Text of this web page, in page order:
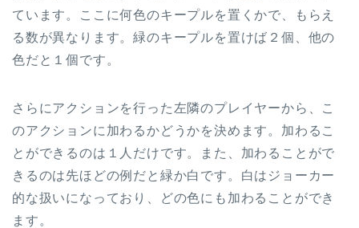
ています。ここに何色のキープルを置くかで、もらえ
る数が異なります。緑のキープルを置けば２個、他の
色だと１個です。
さらにアクションを行った左隣のプレイヤーから、こ
のアクションに加わるかどうかを決めます。加わるこ
とができるのは１人だけです。また、加わることがで
きるのは先ほどの例だと緑か白です。白はジョーカー
的な扱いになっており、どの色にも加わることができ
ます。